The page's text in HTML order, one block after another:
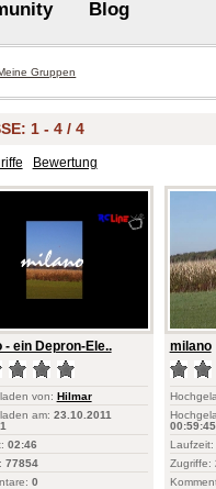
Blog
Gruppen
1 - 4 / 4
Bewertung
- ein Depron-Ele..
von: Hilmar
am: 23.10.2011
02:46
77854
0
milano
00:59:45
Laufzeit:
Zugriffe: